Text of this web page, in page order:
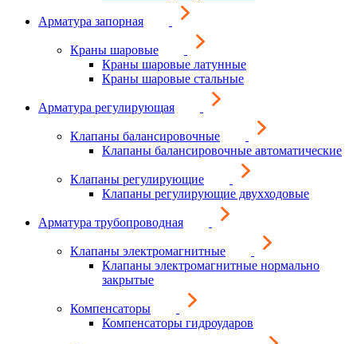
Арматура запорная
Краны шаровые
Краны шаровые латунные
Краны шаровые стальные
Арматура регулирующая
Клапаны балансировочные
Клапаны балансировочные автоматические
Клапаны регулирующие
Клапаны регулирующие двухходовые
Арматура трубопроводная
Клапаны электромагнитные
Клапаны электромагнитные нормально
закрытые
Компенсаторы
Компенсаторы гидроударов